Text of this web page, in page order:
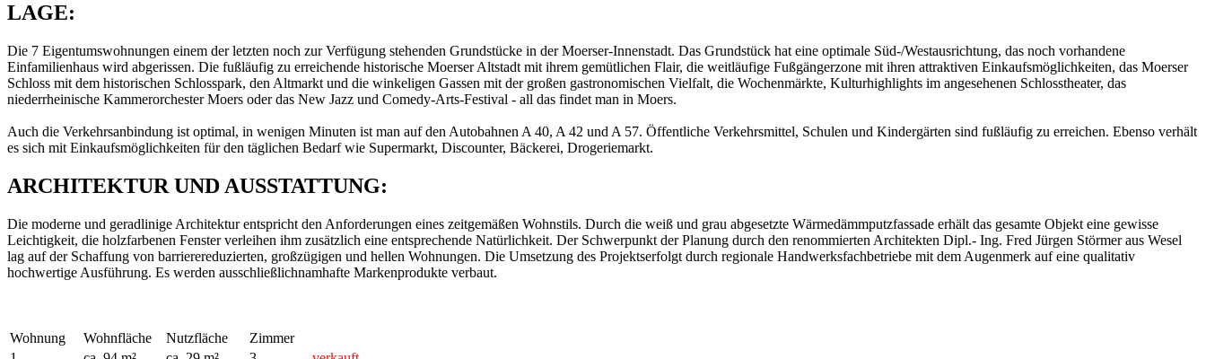
LAGE:
Die 7 Eigentumswohnungen einem der letzten noch zur Verfügung stehenden Grundstücke in der Moerser-Innenstadt. Das Grundstück hat eine optimale Süd-/Westausrichtung, das noch vorhandene
Einfamilienhaus wird abgerissen. Die fußläufig zu erreichende historische Moerser Altstadt mit ihrem gemütlichen Flair, die weitläufige Fußgängerzone mit ihren attraktiven Einkaufsmöglichkeiten, das Moerser
Schloss mit dem historischen Schlosspark, den Altmarkt und die winkeligen Gassen mit der großen gastronomischen Vielfalt, die Wochenmärkte, Kulturhighlights im angesehenen Schlosstheater, das
niederrheinische Kammerorchester Moers oder das New Jazz und Comedy-Arts-Festival - all das findet man in Moers.
Auch die Verkehrsanbindung ist optimal, in wenigen Minuten ist man auf den Autobahnen A 40, A 42 und A 57. Öffentliche Verkehrsmittel, Schulen und Kindergärten sind fußläufig zu erreichen. Ebenso verhält
es sich mit Einkaufsmöglichkeiten für den täglichen Bedarf wie Supermarkt, Discounter, Bäckerei, Drogeriemarkt.
ARCHITEKTUR UND AUSSTATTUNG:
Die moderne und geradlinige Architektur entspricht den Anforderungen eines zeitgemäßen Wohnstils. Durch die weiß und grau abgesetzte Wärmedämmputzfassade erhält das gesamte Objekt eine gewisse
Leichtigkeit, die holzfarbenen Fenster verleihen ihm zusätzlich eine entsprechende Natürlichkeit. Der Schwerpunkt der Planung durch den renommierten Architekten Dipl.- Ing. Fred Jürgen Störmer aus Wesel
lag auf der Schaffung von barrierereduzierten, großzügigen und hellen Wohnungen. Die Umsetzung des Projektserfolgt durch regionale Handwerksfachbetriebe mit dem Augenmerk auf eine qualitativ
hochwertige Ausführung. Es werden ausschließlichnamhafte Markenprodukte verbaut.
Wohnung Wohnfläche Nutzfläche
Zimmer